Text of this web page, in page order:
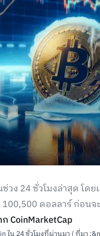
ช่วง 24 ชั่วโมงล่าสุด โ
ดอลลาร์ ก่อน
CoinMarketCap